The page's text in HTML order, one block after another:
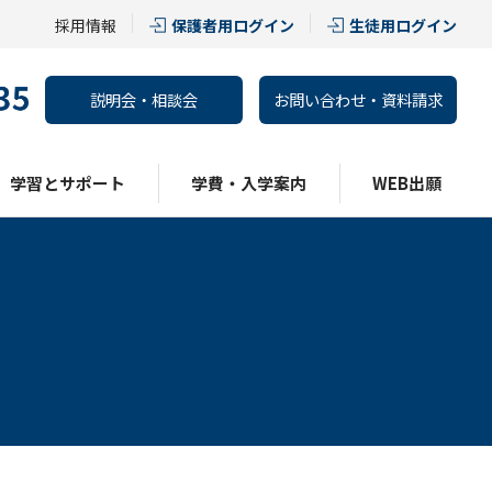
採用情報 保護者用ログイン 生徒用ログイン
説明会・相談会 お問い合わせ・資料請求
学習とサポート 学費・入学案内 WEB出願